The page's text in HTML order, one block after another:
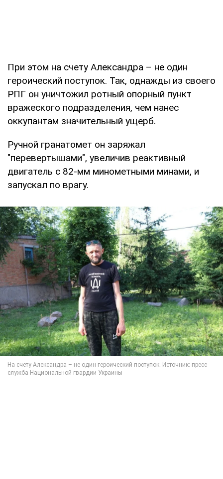
При этом на счету Александра – не один
героический поступок. Так, однажды из своего
РПГ он уничтожил ротный опорный пункт
вражеского подразделения, чем нанес
оккупантам значительный ущерб.
Ручной гранатомет он заряжал
"перевертышами", увеличив реактивный
двигатель с 82-мм минометными минами, и
запускал по врагу.